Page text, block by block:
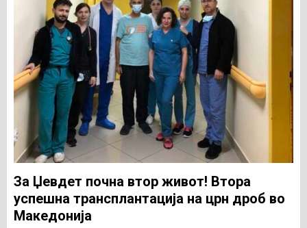
За Џевдет почна втор живот! Втора
успешна трансплантација на црн дроб во
Македонија